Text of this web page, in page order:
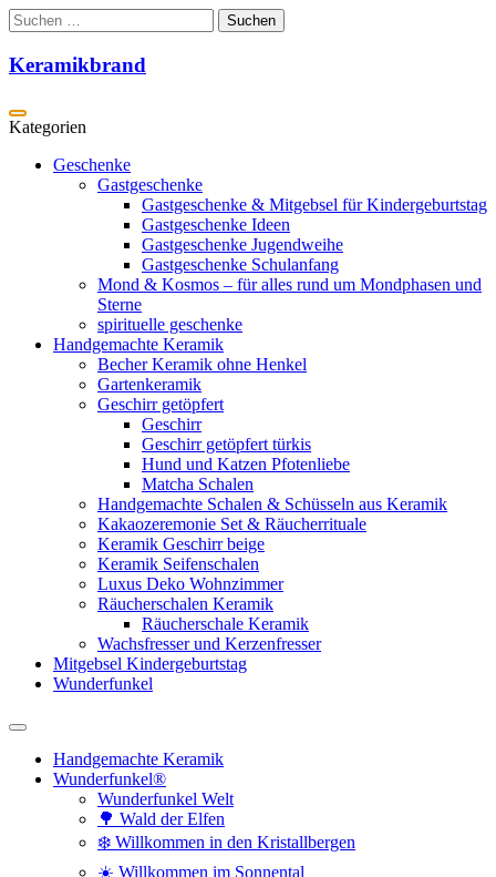
Zum
Inhalt
springen
Suchen
nach:
Keramikbrand
Geschenke
Gastgeschenke
Gastgeschenke & Mitgebsel für Kindergeburtstag
Gastgeschenke Ideen
Gastgeschenke Jugendweihe
Gastgeschenke Schulanfang
Mond & Kosmos – für alles rund um Mondphasen und
Sterne
spirituelle geschenke
Handgemachte Keramik
Becher Keramik ohne Henkel
Gartenkeramik
Geschirr getöpfert
Geschirr
Geschirr getöpfert türkis
Hund und Katzen Pfotenliebe
Matcha Schalen
Handgemachte Schalen & Schüsseln aus Keramik
Kakaozeremonie Set & Räucherrituale
Keramik Geschirr beige
Keramik Seifenschalen
Luxus Deko Wohnzimmer
Räucherschalen Keramik
Räucherschale Keramik
Wachsfresser und Kerzenfresser
Mitgebsel Kindergeburtstag
Wunderfunkel
Handgemachte Keramik
Wunderfunkel®
Wunderfunkel Welt
🌳 Wald der Elfen
❄️ Willkommen in den Kristallbergen
☀️ Willkommen im Sonnental